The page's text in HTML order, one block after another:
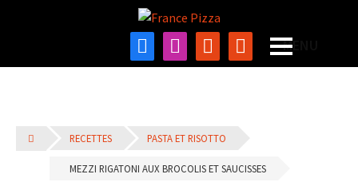
RECETTES PASTA ET RISOTTO
MEZZI RIGATONI AUX BROCOLIS ET SAUCISSES